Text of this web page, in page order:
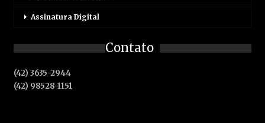
Assinatura Digital
Contato
(42) 3635-2944
(42) 98528-1151